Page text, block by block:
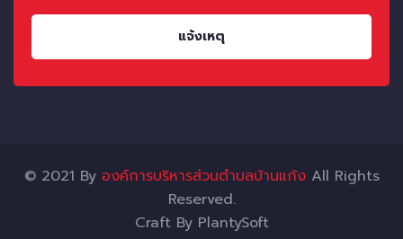
แจ้งเหตุ
© 2021 By องค์การบริหารส่วนตำบลบ้านแก้งAll Rights
Reserved.
Craft By PlantySoft